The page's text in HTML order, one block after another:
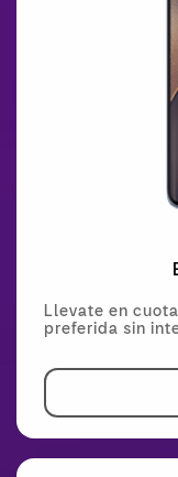
Llevate en
preferida sin